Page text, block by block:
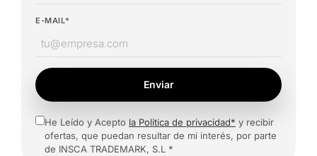
E-MAIL*
Enviar
He Leído y Acepto la Politica de privacidad* y recibir
ofertas, que puedan resultar de mi interés, por parte
de INSCA TRADEMARK, S.L *